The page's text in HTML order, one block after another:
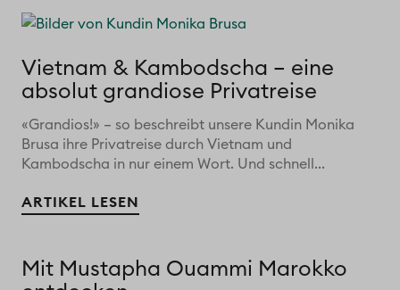
Vietnam & Kambodscha – eine
absolut grandiose Privatreise
«Grandios!» – so beschreibt unsere Kundin Monika
Brusa ihre Privatreise durch Vietnam und
Kambodscha in nur einem Wort. Und schnell...
ARTIKEL LESEN
Mit Mustapha Ouammi Marokko